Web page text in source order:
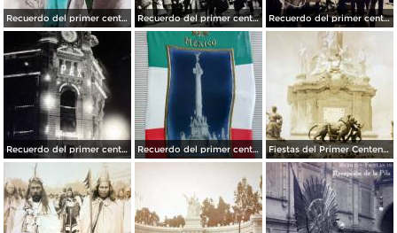
Recuerdo del primer centenario de la independencia de Mexico 15 de Septiembre de 1910 Recuerdo del primer centenario de la independencia Mexicana Desfile Ciudad de México15 de Septiembre de 1910 Recuerdo del primer centenario de la independencia Mexicana Desfile Ciudad de México 15 de Septiembre de 1910
Recuerdo del primer centenario de la independencia Mexicana Edificio La Mexicana Ciudad de México15 de Septiembre de 1910 Recuerdo del primer centenario de la independencia Mexicana 15 de Septiembre de 1910 Fiestas del Primer Centenario Inaguracion de la Columna de la Independencia Por el Fotografo Fernando Kososky